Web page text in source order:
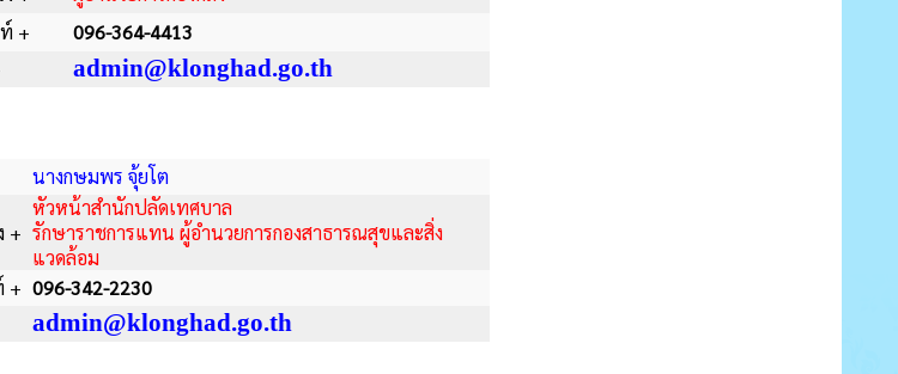
+
096-364-4413
admin@klonghad.go.th
นางกษมพร จุ้ยโต
+
หัวหน้าสำนักปลัดเทศบาล
รักษาราชการแทน ผู้อำนวยการกองสาธารณสุขและสิ่ง
แวดล้อม
+ 096-342-2230
admin@klonghad.go.th